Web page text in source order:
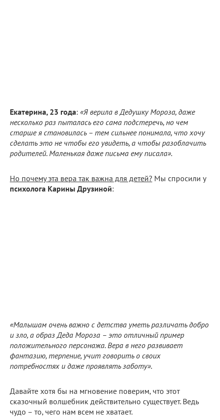
Екатерина, 23 года: «Я верила в Дедушку Мороза, даже
несколько раз пыталась его сама подстеречь, но чем
старше я становилась – тем сильнее понимала, что хочу
сделать это не чтобы его увидеть, а чтобы разоблачить
родителей. Маленькая даже письма ему писала».
Но почему эта вера так важна для детей? Мы спросили у
психолога Карины Друзиной:
«Малышам очень важно с детства уметь различать добро
и зло, а образ Деда Мороза – это отличный пример
положительного персонажа. Вера в него развивает
фантазию, терпение, учит говорить о своих
потребностях и даже проявлять заботу».
Давайте хотя бы на мгновение поверим, что этот
сказочный волшебник действительно существует. Ведь
чудо – то, чего нам всем не хватает.